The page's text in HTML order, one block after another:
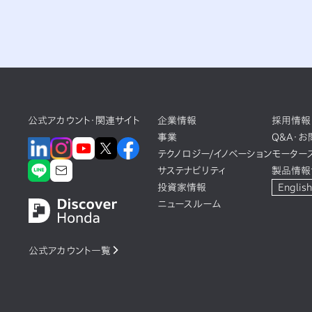
公式アカウント・関連サイト
公式アカウント一覧
企業情報
事業
テクノロジー/イノベーション
サステナビリティ
投資家情報
ニュースルーム
採用情報
Q&A・
モーター
製品情報
English